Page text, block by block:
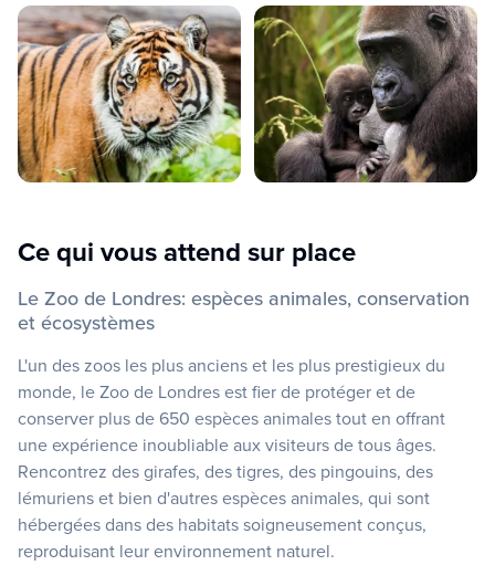
Ce qui vous attend sur place
Le Zoo de Londres: espèces animales, conservation
et écosystèmes
L'un des zoos les plus anciens et les plus prestigieux du
monde, le Zoo de Londres est fier de protéger et de
conserver plus de 650 espèces animales tout en offrant
une expérience inoubliable aux visiteurs de tous âges.
Rencontrez des girafes, des tigres, des pingouins, des
lémuriens et bien d'autres espèces animales, qui sont
hébergées dans des habitats soigneusement conçus,
reproduisant leur environnement naturel.